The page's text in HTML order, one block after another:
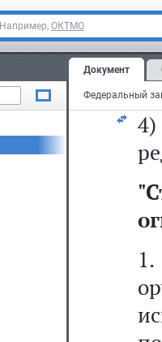
Например, ОКТМО
Документ
"